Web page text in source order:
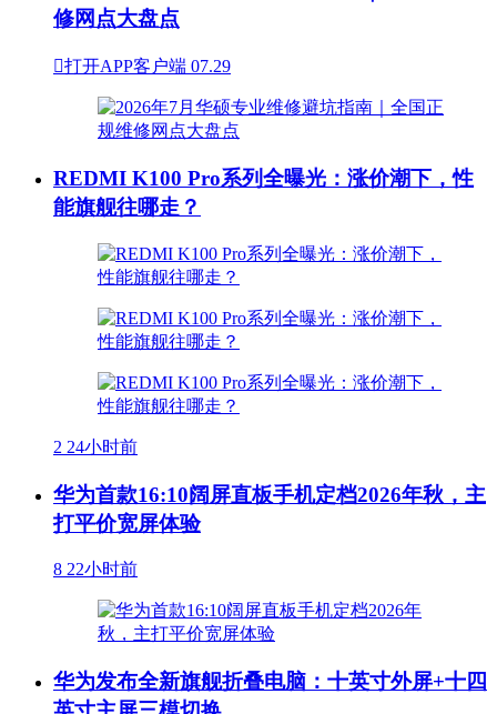
修网点大盘点
打开APP客户端 07.29
REDMI K100 Pro系列全曝光：涨价潮下，性
能旗舰往哪走？
2 24小时前
华为首款16:10阔屏直板手机定档2026年秋，主
打平价宽屏体验
8 22小时前
华为发布全新旗舰折叠电脑：十英寸外屏+十四